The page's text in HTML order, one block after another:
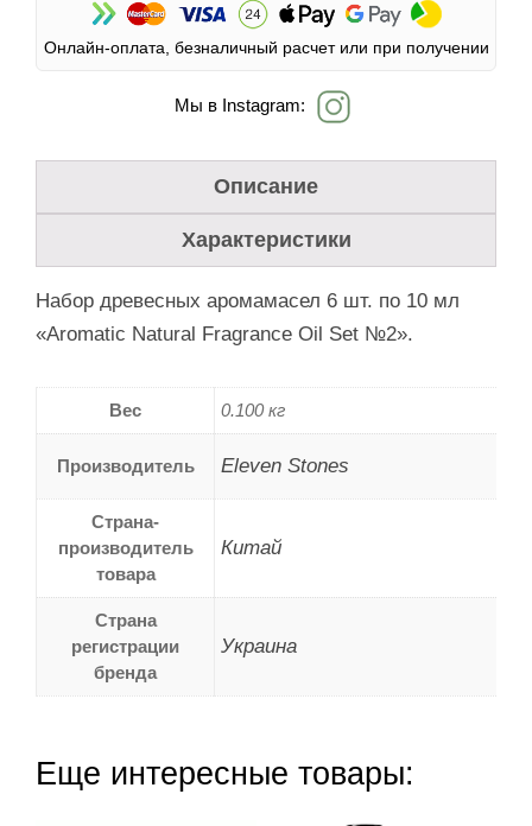
Онлайн-оплата, безналичный расчет или при получении
Мы в Instagram:
Описание
Характеристики
Набор древесных аромамасел 6 шт. по 10 мл
«Aromatic Natural Fragrance Oil Set №2».
Вес 0.100 кг
Производитель Eleven Stones
Страна-
производитель
товара
Китай
Страна
регистрации
бренда
Украина
Еще интересные товары: